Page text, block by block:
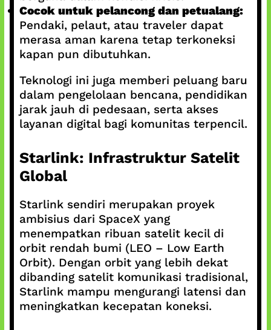
Cocok untuk pelancong dan petualang:
Pendaki, pelaut, atau traveler dapat
merasa aman karena tetap terkoneksi
kapan pun dibutuhkan.
Teknologi ini juga memberi peluang baru
dalam pengelolaan bencana, pendidikan
jarak jauh di pedesaan, serta akses
layanan digital bagi komunitas terpencil.
Starlink: Infrastruktur Satelit
Global
Starlink sendiri merupakan proyek
ambisius dari SpaceX yang
menempatkan ribuan satelit kecil di
orbit rendah bumi (LEO – Low Earth
Orbit). Dengan orbit yang lebih dekat
dibanding satelit komunikasi tradisional,
Starlink mampu mengurangi latensi dan
meningkatkan kecepatan koneksi.